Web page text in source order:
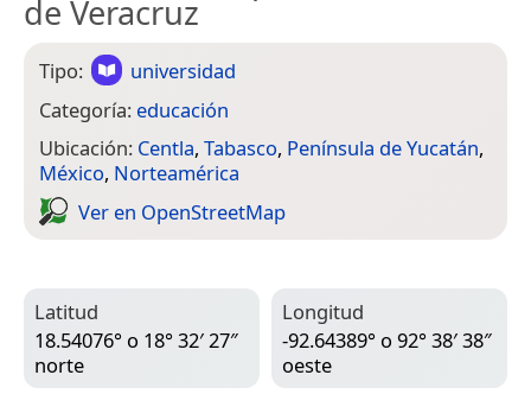
de Veracruz
Tipo:
universidad
Categoría: educación
Ubicación: Centla, Tabasco, Península de Yucatán,
México, Norteamérica
Ver en Open­Street­Map
Latitud
18.54076° o 18° 32′ 27″
norte
Longitud
-92.64389° o 92° 38′ 38″
oeste